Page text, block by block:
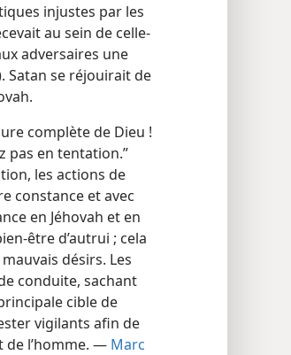
injustes par les
au sein de celle-
adversaires une
Satan se réjouirait de
complète de Dieu !
pas en tentation.”
les actions de
constance et avec
en Jéhovah et en
être d’autrui ; cela
désirs. Les
conduite, sachant
cible de
vigilants afin de
de l’homme. — Marc